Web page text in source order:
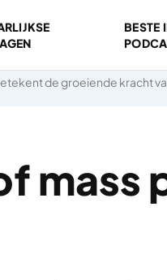
BESTE
de groeiende kracht
mass